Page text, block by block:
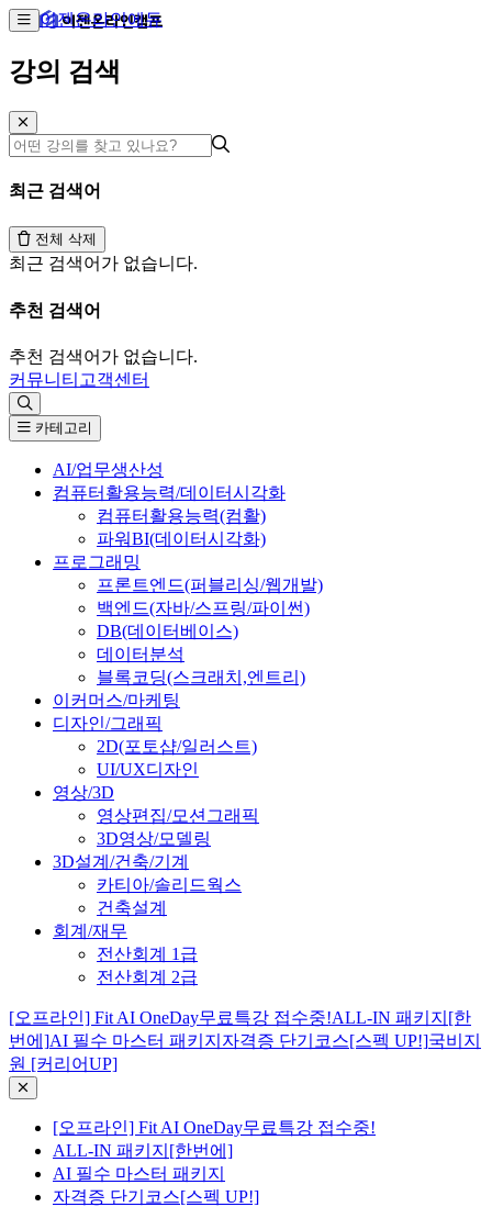
이젠온라인에듀
강의 검색
최근 검색어
전체 삭제
최근 검색어가 없습니다.
추천 검색어
추천 검색어가 없습니다.
커뮤니티 고객센터
카테고리
AI/업무생산성
컴퓨터활용능력/데이터시각화
컴퓨터활용능력(컴활)
파워BI(데이터시각화)
프로그래밍
프론트엔드(퍼블리싱/웹개발)
백엔드(자바/스프링/파이썬)
DB(데이터베이스)
데이터분석
블록코딩(스크래치,엔트리)
이커머스/마케팅
디자인/그래픽
2D(포토샵/일러스트)
UI/UX디자인
영상/3D
영상편집/모션그래픽
3D영상/모델링
3D설계/건축/기계
카티아/솔리드웍스
건축설계
회계/재무
전산회계 1급
전산회계 2급
[오프라인] Fit AI OneDay무료특강 접수중!ALL-IN 패키지[한
번에]AI 필수 마스터 패키지 자격증 단기코스[스펙 UP!]국비지
원 [커리어UP]
[오프라인] Fit AI OneDay무료특강 접수중!
ALL-IN 패키지[한번에]
AI 필수 마스터 패키지
자격증 단기코스[스펙 UP!]